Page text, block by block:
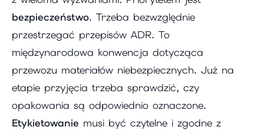
bezpieczeństwo. Trzeba bezwzględnie
przestrzegać przepisów ADR. To
międzynarodowa konwencja dotycząca
przewozu materiałów niebezpiecznych. Już na
etapie przyjęcia trzeba sprawdzić, czy
opakowania są odpowiednio oznaczone.
Etykietowanie musi być czytelne i zgodne z